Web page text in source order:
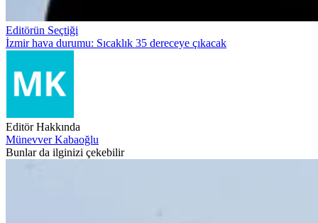
Editörün Seçtiği
İzmir hava durumu: Sıcaklık 35 dereceye çıkacak
Editör Hakkında
Münevver Kabaoğlu
Bunlar da ilginizi çekebilir